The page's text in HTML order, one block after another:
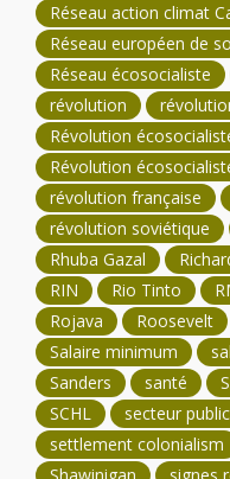
Réseau action climat
Réseau européen de
Réseau écosocialiste
révolution
Révolution
Révolution
révolution française
révolution soviétique
Rhuba Gazal
RIN
Rio Tinto
Rojava
Roosevelt
Salaire minimum
Sanders
santé
SCHL
secteur public
settlement colonialism